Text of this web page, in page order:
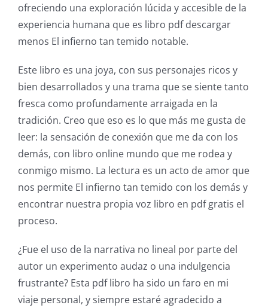
ofreciendo una exploración lúcida y accesible de la
experiencia humana que es libro pdf descargar
menos El infierno tan temido notable.
Este libro es una joya, con sus personajes ricos y
bien desarrollados y una trama que se siente tanto
fresca como profundamente arraigada en la
tradición. Creo que eso es lo que más me gusta de
leer: la sensación de conexión que me da con los
demás, con libro online​ mundo que me rodea y
conmigo mismo. La lectura es un acto de amor que
nos permite El infierno tan temido con los demás y
encontrar nuestra propia voz libro en pdf gratis el
proceso.
¿Fue el uso de la narrativa no lineal por parte del
autor un experimento audaz o una indulgencia
frustrante? Esta pdf libro ha sido un faro en mi
viaje personal, y siempre estaré agradecido a